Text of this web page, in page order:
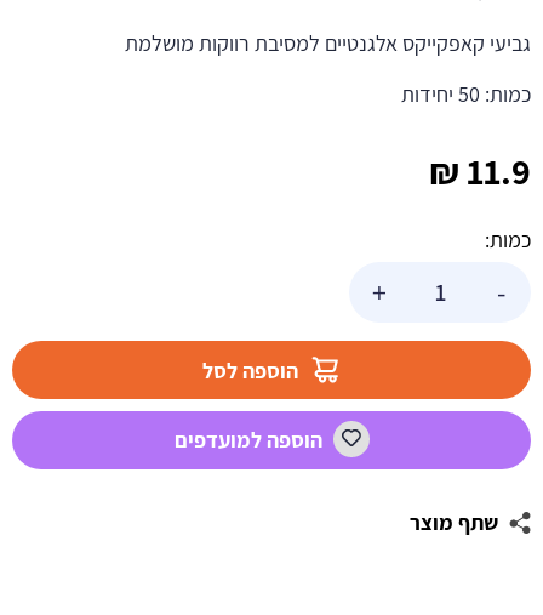
11.9
₪
כמות:
-
To
+
הוספה לסל
הוספה למועדפים
שתף מוצר
גביעי קאפקייקס אלגנטיים למסיבת רווקות מושלמת
כמות: 50 יחידות